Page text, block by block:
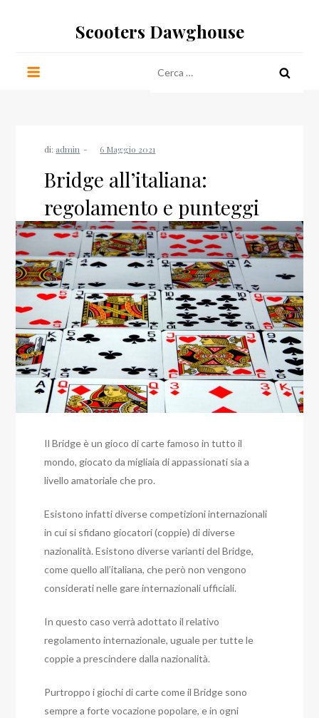
Scooters Dawghouse
per:
di: admin
Bridge all’italiana:
regolamento e punteggi
Il Bridge è un gioco di carte famoso in tutto il
mondo, giocato da migliaia di appassionati sia a
livello amatoriale che pro.
Esistono infatti diverse competizioni internazionali
in cui si sfidano giocatori (coppie) di diverse
nazionalità. Esistono diverse varianti del Bridge,
come quello all’italiana, che però non vengono
considerati nelle gare internazionali ufficiali.
In questo caso verrà adottato il relativo
regolamento internazionale, uguale per tutte le
coppie a prescindere dalla nazionalità.
Purtroppo i giochi di carte come il Bridge sono
sempre a forte vocazione popolare, e in ogni